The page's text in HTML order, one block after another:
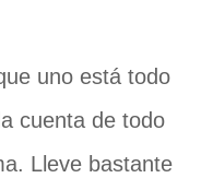
uno está todo
cuenta de todo
Lleve bastante